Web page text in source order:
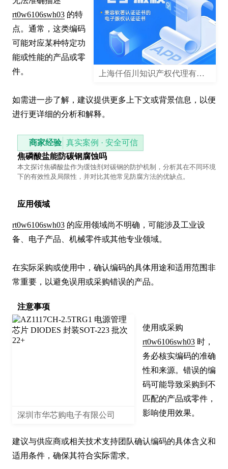
上海仟佰川知识产权代理有限公司
rt0w6106swh03 的特
点。通常，这类编码
可能对应某种特定功
能或性能的产品或零
件。
如需进一步了解，建议提供更多上下文或背景信息，以便
进行更详细的分析和解释。
商家经验 真实案例 · 安全可信
焦磷酸盐能防碳钢腐蚀吗
本文探讨焦磷酸盐作为缓蚀剂对碳钢的防护机制，分析其在不同环境
下的有效性及局限性，并对比其他常见防腐方法的优缺点。
应用领域
rt0w6106swh03 的应用领域尚不明确，可能涉及工业设
备、电子产品、机械零件或其他专业领域。
在实际采购或使用中，确认编码的具体用途和适用范围非
常重要，以避免误用或采购错误的产品。
注意事项
深圳市华芯购电子有限公司
rt0w6106swh03 时，
务必核实编码的准确
性和来源。错误的编
码可能导致采购到不
匹配的产品或零件，
影响使用效果。
建议与供应商或相关技术支持团队确认编码的具体含义和
适用条件，确保其符合实际需求。